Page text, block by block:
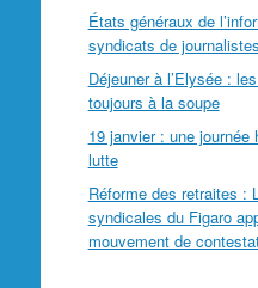
États généraux de
syndicats de journalistes
Déjeuner à l’Elysée :
toujours à la soupe
19 janvier : une journée
lutte
Réforme des retraites :
syndicales du Figaro
mouvement de